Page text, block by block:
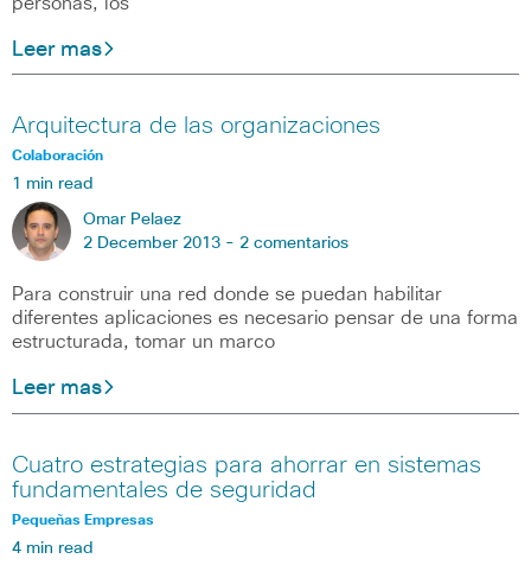
Leer mas
Arquitectura de las organizaciones
Colaboración
1 min read
Omar Pelaez
2 December 2013 - 2 comentarios
Para construir una red donde se puedan habilitar
diferentes aplicaciones es necesario pensar de una forma
estructurada, tomar un marco
Leer mas
Cuatro estrategias para ahorrar en sistemas
fundamentales de seguridad
Pequeñas Empresas
4 min read